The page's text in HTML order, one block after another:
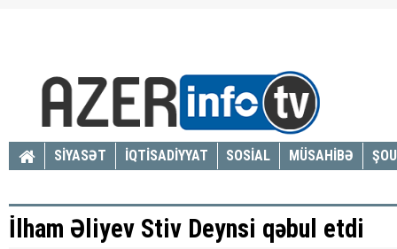
SİYASƏT İQTİSADİYYAT SOSİAL MÜSAHİBƏ
İlham Əliyev Stiv Deynsi qəbul etdi